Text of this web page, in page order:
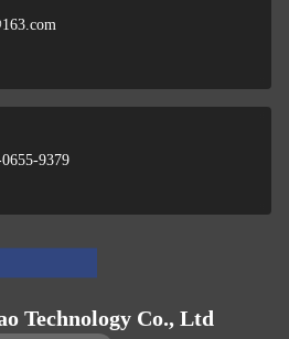
9379
Technology Co., Ltd